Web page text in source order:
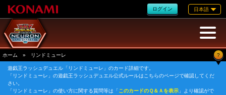
ログイン 日本語
ホーム » リンドミューレ ?
遊戯王ラッシュデュエル「リンドミューレ」のカード詳細です。
「リンドミューレ」の遊戯王ラッシュデュエル公式ルールはこちらのページで確認してくだ
さい。
「リンドミューレ」の使い方に関する質問等は「このカードのＱ＆Ａを表示 」より確認がで